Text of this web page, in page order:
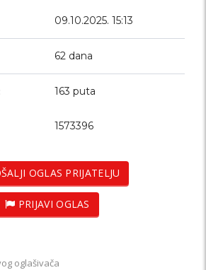
09.10.2025. 15:13
62 dana
163 puta
1573396
OGLAS PRIJATELJU
PRIJAVI OGLAS
oglašivača